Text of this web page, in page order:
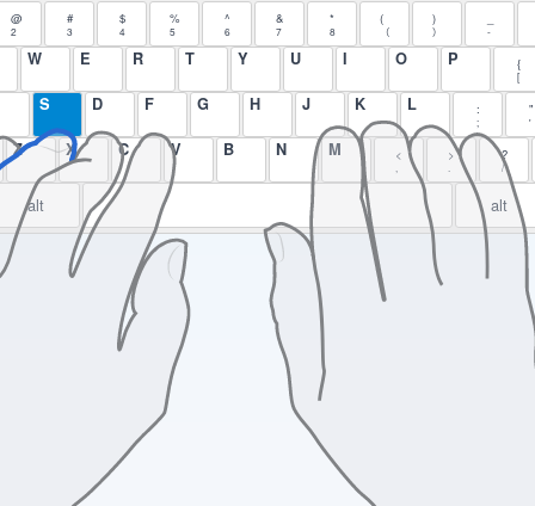
@
2
#
3
$
4
%
5
^
6
&
7
*
8
(
（
)
） -
W E R T Y U I O P {
[
S D F G H J K L :
;
"
'
Z X C V B N M < > ?
/
alt alt